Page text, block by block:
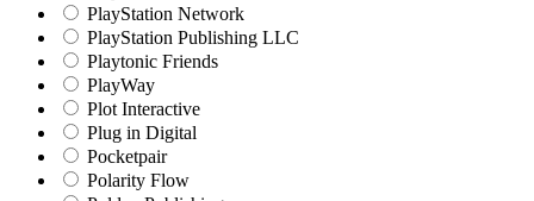
PlayStation Network
PlayStation Publishing LLC
Playtonic Friends
PlayWay
Plot Interactive
Plug in Digital
Pocketpair
Polarity Flow